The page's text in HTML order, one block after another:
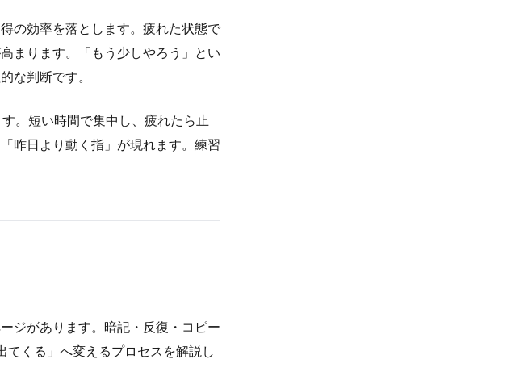
の効率を落とします。疲れた状態で
まります。「もう少しやろう」とい
な判断です。
。短い時間で集中し、疲れたら止
昨日より動く指」が現れます。練習
ジがあります。暗記・反復・コピー
てくる」へ変えるプロセスを解説し